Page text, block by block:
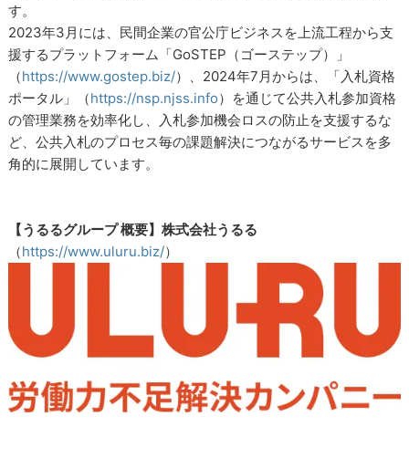
す。
2023年3月には、民間企業の官公庁ビジネスを上流工程から支
援するプラットフォーム「GoSTEP（ゴーステップ）」
（https://www.gostep.biz/）、2024年7月からは、「入札資格
ポータル」（https://nsp.njss.info）を通じて公共入札参加資格
の管理業務を効率化し、入札参加機会ロスの防止を支援するな
ど、公共入札のプロセス毎の課題解決につながるサービスを多
角的に展開しています。
【うるるグループ 概要】株式会社うるる
（https://www.uluru.biz/）